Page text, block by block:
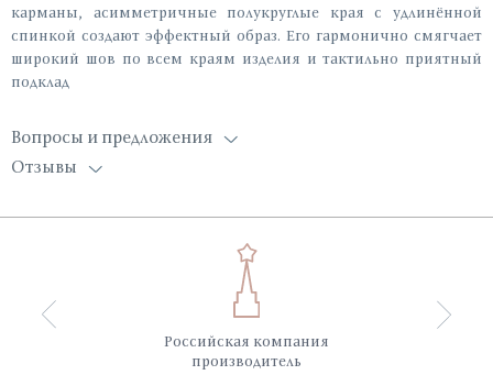
карманы, асимметричные полукруглые края с удлинённой
спинкой создают эффектный образ. Его гармонично смягчает
широкий шов по всем краям изделия и тактильно приятный
подклад
Вопросы и предложения
Отзывы
Российская компания
производитель